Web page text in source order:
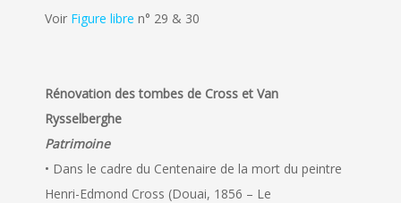
Voir Figure libre n° 29 & 30
Rénovation des tombes de Cross et Van
Rysselberghe
Patrimoine
• Dans le cadre du Centenaire de la mort du peintre
Henri-Edmond Cross (Douai, 1856 – Le